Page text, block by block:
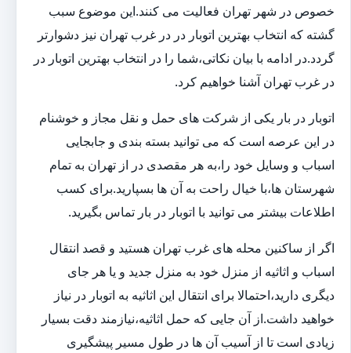
خصوص در شهر تهران فعالیت می کنند.این موضوع سبب
گشته که انتخاب بهترین اتوبار در در غرب تهران نیز دشوارتر
گردد.در ادامه با بیان نکاتی،شما را در انتخاب بهترین اتوبار در
در غرب تهران آشنا خواهیم کرد.
اتوبار در بار یکی از شرکت های حمل و نقل مجاز و خوشنام
در این عرصه است که می توانید بسته بندی و جابجایی
اسباب و وسایل خود را،به هر مقصدی در از تهران به تمام
شهرستان ها،با خیال راحت به آن ها بسپارید.برای کسب
اطلاعات بیشتر می توانید با اتوبار در بار تماس بگیرید.
اگر از ساکنین محله های غرب تهران هستید و قصد انتقال
اسباب و اثاثیه از منزل خود به منزل جدید و یا هر جای
دیگری دارید،احتمالا برای انتقال این اثاثیه به اتوبار در نیاز
خواهید داشت.از آن جایی که حمل اثاثیه،نیازمند دقت بسیار
زیادی است تا از آسیب آن ها در طول مسیر پیشگیری